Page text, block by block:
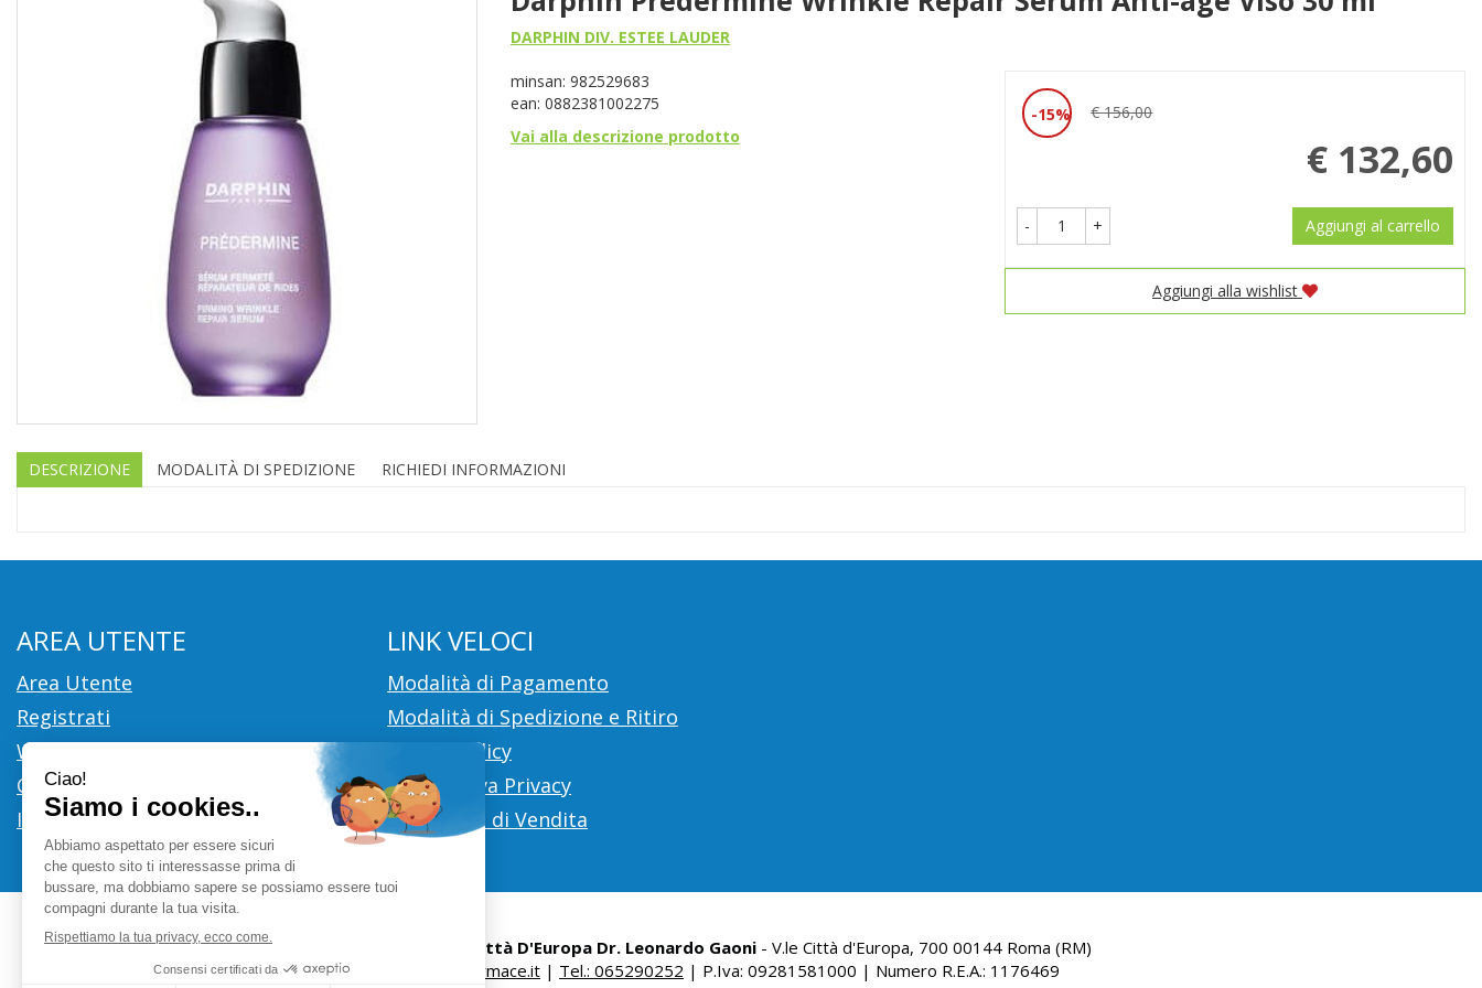
DARPHIN DIV. ESTEE LAUDER
minsan: 982529683
ean: 0882381002275
Vai alla descrizione prodotto
15% € 156,00
scontato
€ 132,60
- + Aggiungi al carrello
Aggiungi alla wishlist
DESCRIZIONE MODALITÀ DI SPEDIZIONE RICHIEDI INFORMAZIONI
AREA UTENTE
Area Utente
Registrati
Wishlist
Contatti
Iscrizione alla Newsletter
LINK VELOCI
Modalità di Pagamento
Modalità di Spedizione e Ritiro
Cookie Policy
Informativa Privacy
Condizioni di Vendita
Farmacia Città D'Europa Dr. Leonardo Gaoni - V.le Città d'Europa, 700 00144 Roma (RM)
info@farmace.it | Tel.: 065290252 | P.Iva: 09281581000 | Numero R.E.A.: 1176469